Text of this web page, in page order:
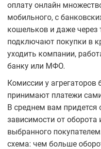
оплату онлайн
мобильного, с
кошельков и даже через
подключают покупки в
уходить компании,
банку или МФО.
Комиссии у
принимают платежи
В среднем вам придется
зависимости от оборота
выбранного
схема: чем больше